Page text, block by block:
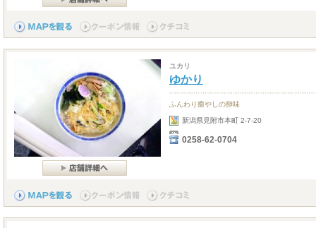
ユカリ
ゆかり
ふんわり癒やしの卵味
新潟県見附市本町 2-7-20
0258-62-0704